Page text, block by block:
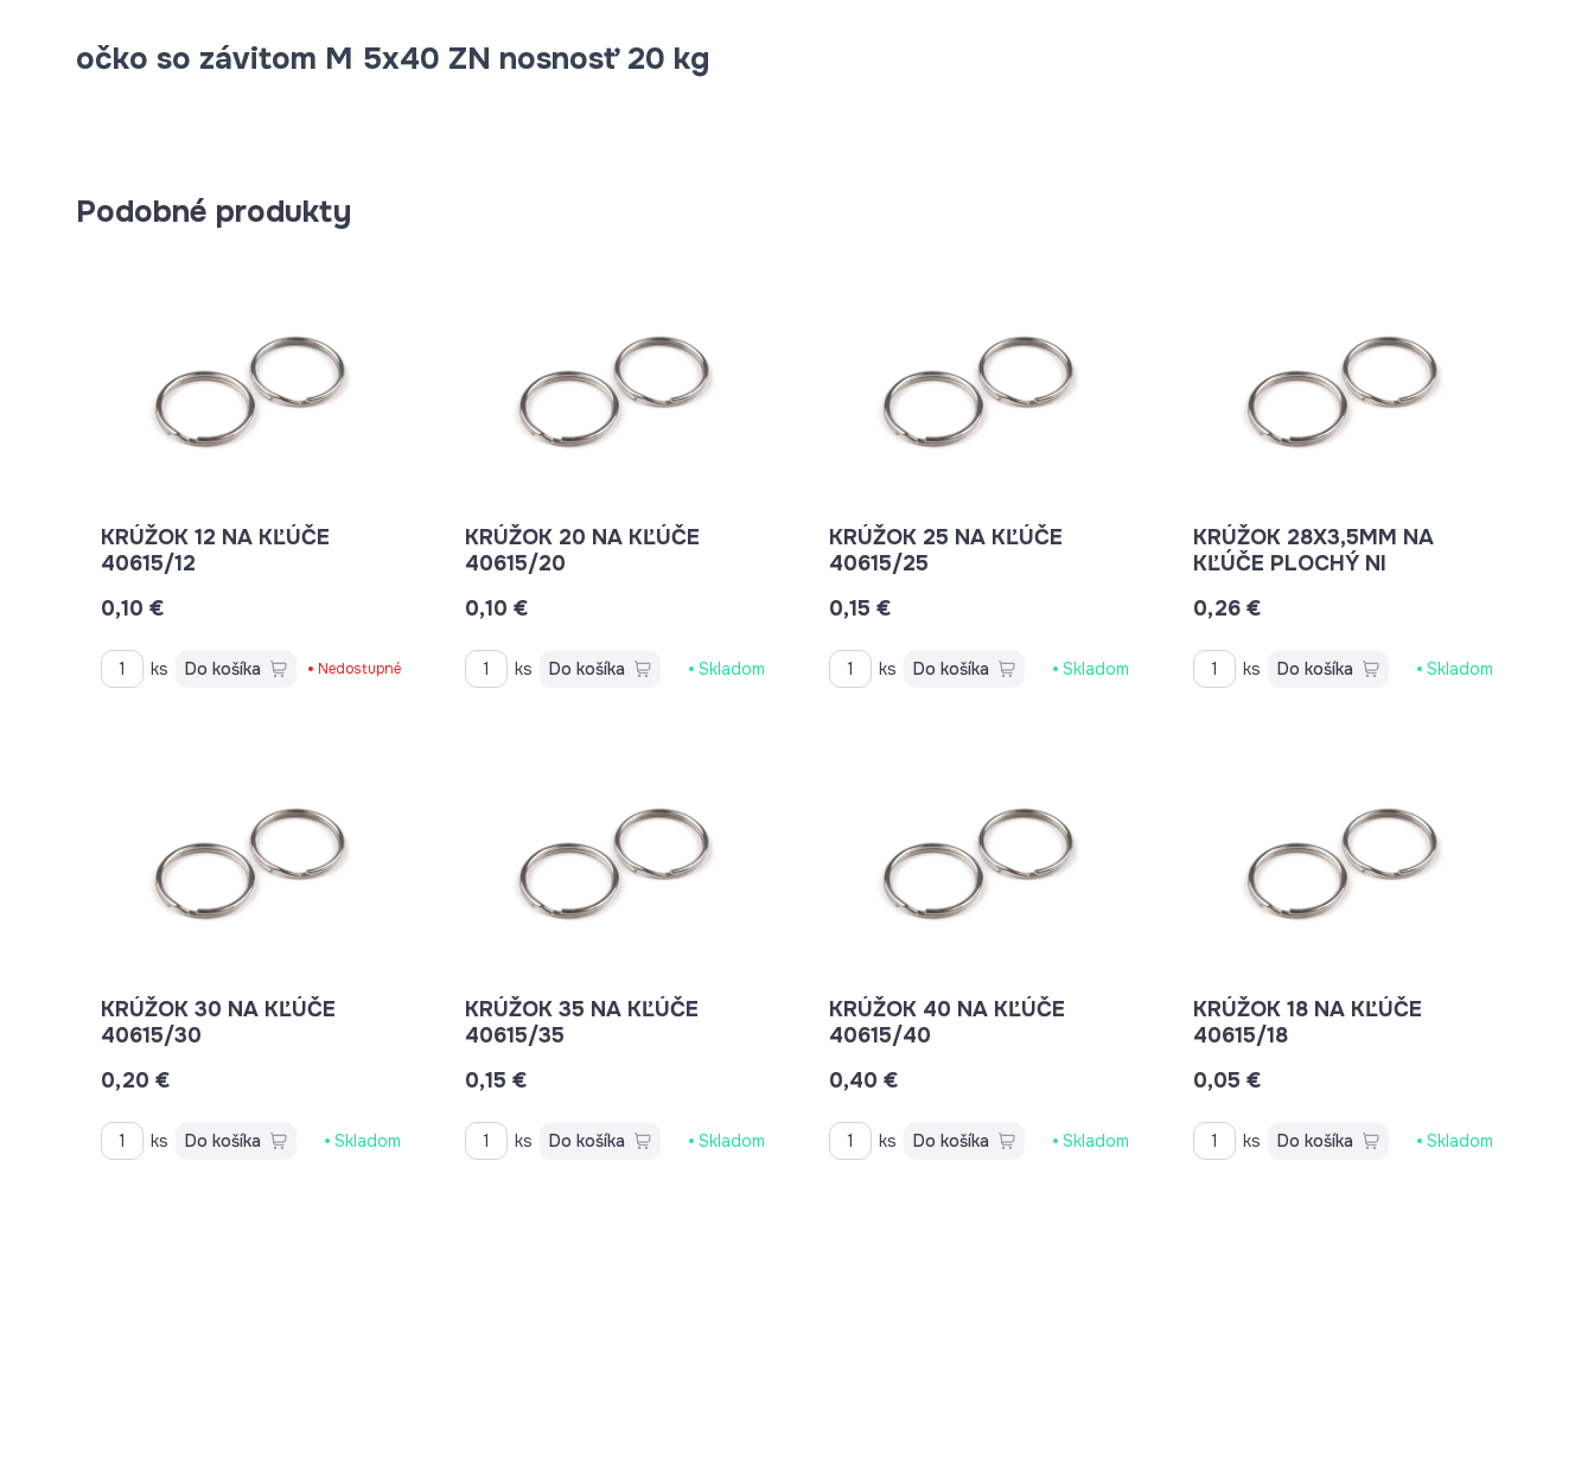
očko so závitom M 5x40 ZN nosnosť 20 kg
Podobné produkty
KRÚŽOK 12 NA KĽÚČE
40615/12
0,10 €
ks Do košíka Nedostupné
KRÚŽOK 20 NA KĽÚČE
40615/20
0,10 €
ks Do košíka Skladom
KRÚŽOK 25 NA KĽÚČE
40615/25
0,15 €
ks Do košíka Skladom
KRÚŽOK 28X3,5MM NA
KĽÚČE PLOCHÝ NI
0,26 €
ks Do košíka Skladom
KRÚŽOK 30 NA KĽÚČE
40615/30
0,20 €
ks Do košíka Skladom
KRÚŽOK 35 NA KĽÚČE
40615/35
0,15 €
ks Do košíka Skladom
KRÚŽOK 40 NA KĽÚČE
40615/40
0,40 €
ks Do košíka Skladom
KRÚŽOK 18 NA KĽÚČE
40615/18
0,05 €
ks Do košíka Skladom